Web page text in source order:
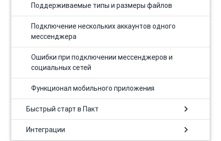
Поддерживаемые типы и размеры файлов
Подключение нескольких аккаунтов одного
мессенджера
Ошибки при подключении мессенджеров и
социальных сетей
Функционал мобильного приложения
Быстрый старт в Пакт chevron_right
Интеграции chevron_right